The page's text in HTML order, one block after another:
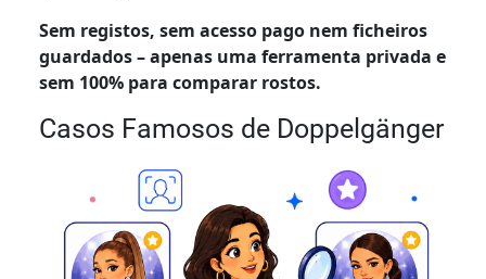
Sem registos, sem acesso pago nem ficheiros
guardados – apenas uma ferramenta privada e
sem 100% para comparar rostos.
Casos Famosos de Doppelgänger